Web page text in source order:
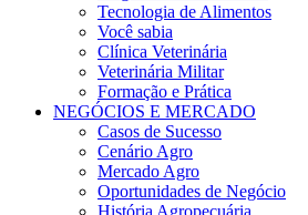
Tecnologia de Alimentos
Você sabia
Clínica Veterinária
Veterinária Militar
Formação e Prática
NEGÓCIOS E MERCADO
Casos de Sucesso
Cenário Agro
Mercado Agro
Oportunidades de Negócio